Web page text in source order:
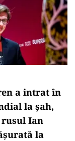
a intrat în
la şah,
rusul Ian
la